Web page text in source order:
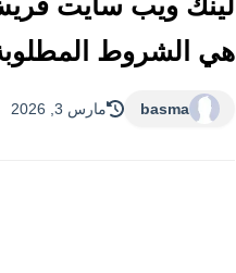
هي الشروط
basma مارس 3, 2026